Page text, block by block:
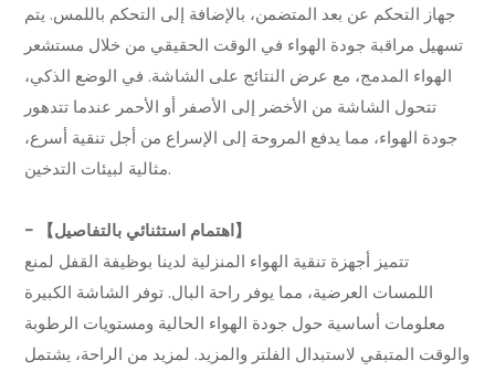
جهاز التحكم عن بعد المتضمن، بالإضافة إلى التحكم باللمس. يتم
تسهيل مراقبة جودة الهواء في الوقت الحقيقي من خلال مستشعر
الهواء المدمج، مع عرض النتائج على الشاشة. في الوضع الذكي،
تتحول الشاشة من الأخضر إلى الأصفر أو الأحمر عندما تتدهور
جودة الهواء، مما يدفع المروحة إلى الإسراع من أجل تنقية أسرع،
مثالية لبيئات التدخين.
- 【اهتمام استثنائي بالتفاصيل】
تتميز أجهزة تنقية الهواء المنزلية لدينا بوظيفة القفل لمنع
اللمسات العرضية، مما يوفر راحة البال. توفر الشاشة الكبيرة
معلومات أساسية حول جودة الهواء الحالية ومستويات الرطوبة
والوقت المتبقي لاستبدال الفلتر والمزيد. لمزيد من الراحة، يشتمل